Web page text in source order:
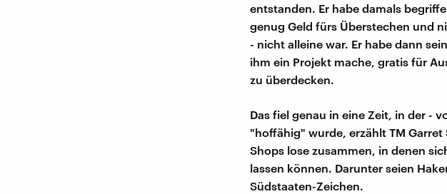
entstanden. Er habe damals
genug Geld fürs Überstechen und
- nicht alleine war. Er habe dann
ihm ein Projekt mache, gratis für
zu überdecken.
Das fiel genau in eine Zeit, in der -
"hoffähig" wurde, erzählt TM
Shops lose zusammen, in denen
lassen können. Darunter seien
Südstaaten-Zeichen.